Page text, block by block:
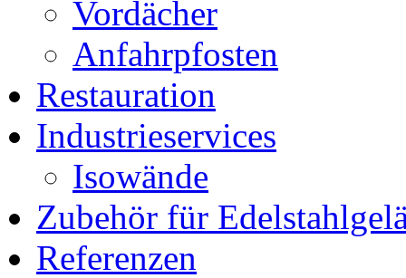
Vordächer
Anfahrpfosten
Restauration
Industrieservices
Isowände
Zubehör für
Referenzen